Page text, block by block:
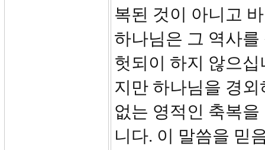
복된 것이 아니고
하나님은 그 역사
헛되이 하지 않으
지만 하나님을 경
없는 영적인 축복
니다. 이 말씀을 믿